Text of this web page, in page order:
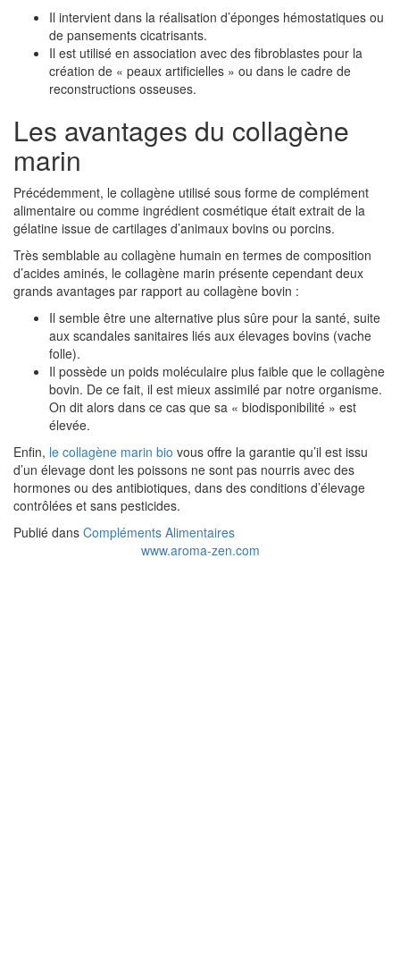
Il intervient dans la réalisation d’éponges hémostatiques ou
de pansements cicatrisants.
Il est utilisé en association avec des fibroblastes pour la
création de « peaux artificielles » ou dans le cadre de
reconstructions osseuses.
Les avantages du collagène
marin
Précédemment, le collagène utilisé sous forme de complément
alimentaire ou comme ingrédient cosmétique était extrait de la
gélatine issue de cartilages d’animaux bovins ou porcins.
Très semblable au collagène humain en termes de composition
d’acides aminés, le collagène marin présente cependant deux
grands avantages par rapport au collagène bovin :
Il semble être une alternative plus sûre pour la santé, suite
aux scandales sanitaires liés aux élevages bovins (vache
folle).
Il possède un poids moléculaire plus faible que le collagène
bovin. De ce fait, il est mieux assimilé par notre organisme.
On dit alors dans ce cas que sa « biodisponibilité » est
élevée.
Enfin, le collagène marin bio vous offre la garantie qu’il est issu
d’un élevage dont les poissons ne sont pas nourris avec des
hormones ou des antibiotiques, dans des conditions d’élevage
contrôlées et sans pesticides.
Publié dans Compléments Alimentaires
www.aroma-zen.com